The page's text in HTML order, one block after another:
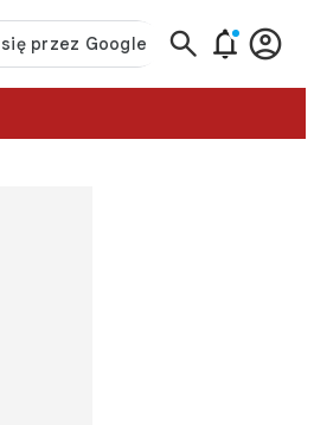
  